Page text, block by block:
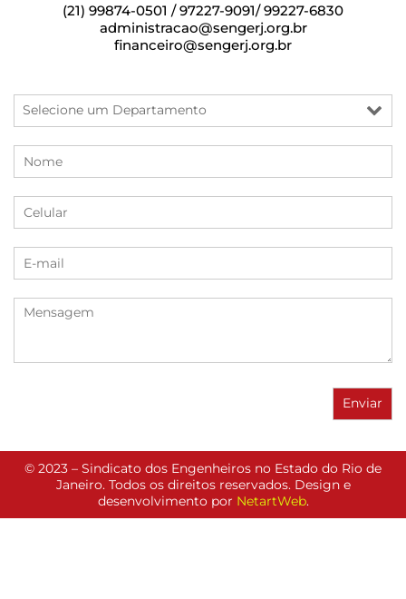
(21) 99874-0501 / 97227-9091/ 99227-6830
administracao@sengerj.org.br
financeiro@sengerj.org.br
© 2023 – Sindicato dos Engenheiros no Estado do Rio de
Janeiro. Todos os direitos reservados. Design e
desenvolvimento por NetartWeb.